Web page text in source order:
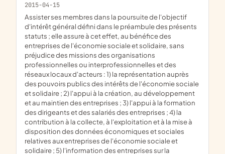
2015-04-15
assister ses membres dans la poursuite de l'objectif
d'intérêt général défini dans le préambule des présents
statuts ; elle assure à cet effet, au bénéfice des
entreprises de l'économie sociale et solidaire, sans
préjudice des missions des organisations
professionnelles ou interprofessionnelles et des
réseaux locaux d'acteurs : 1) la représentation auprès
des pouvoirs publics des intérêts de l'économie sociale
et solidaire ; 2) l'appui à la création, au développement
et au maintien des entreprises ; 3) l'appui à la formation
des dirigeants et des salariés des entreprises ; 4) la
contribution à la collecte, à l'exploitation et à la mise à
disposition des données économiques et sociales
relatives aux entreprises de l'économie sociale et
solidaire ; 5) l'information des entreprises sur la